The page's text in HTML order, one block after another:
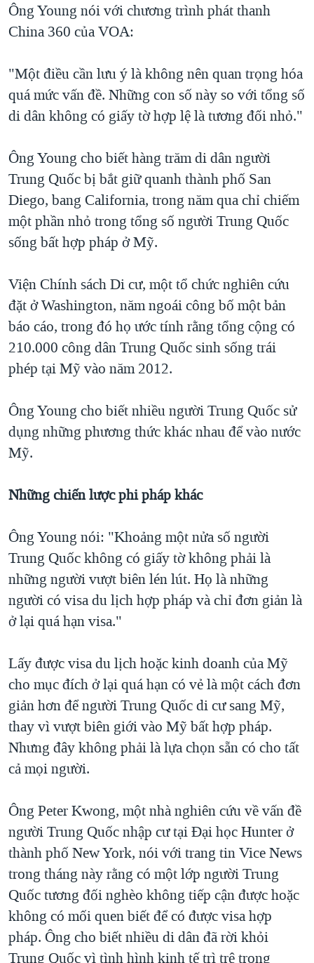
Ông Young nói với chương trình phát thanh
China 360 của VOA:
"Một điều cần lưu ý là không nên quan trọng hóa
quá mức vấn đề. Những con số này so với tổng số
di dân không có giấy tờ hợp lệ là tương đối nhỏ."
Ông Young cho biết hàng trăm di dân người
Trung Quốc bị bắt giữ quanh thành phố San
Diego, bang California, trong năm qua chỉ chiếm
một phần nhỏ trong tổng số người Trung Quốc
sống bất hợp pháp ở Mỹ.
Viện Chính sách Di cư, một tổ chức nghiên cứu
đặt ở Washington, năm ngoái công bố một bản
báo cáo, trong đó họ ước tính rằng tổng cộng có
210.000 công dân Trung Quốc sinh sống trái
phép tại Mỹ vào năm 2012.
Ông Young cho biết nhiều người Trung Quốc sử
dụng những phương thức khác nhau để vào nước
Mỹ.
Những chiến lược phi pháp khác
Ông Young nói: "Khoảng một nửa số người
Trung Quốc không có giấy tờ không phải là
những người vượt biên lén lút. Họ là những
người có visa du lịch hợp pháp và chỉ đơn giản là
ở lại quá hạn visa."
Lấy được visa du lịch hoặc kinh doanh của Mỹ
cho mục đích ở lại quá hạn có vẻ là một cách đơn
giản hơn để người Trung Quốc di cư sang Mỹ,
thay vì vượt biên giới vào Mỹ bất hợp pháp.
Nhưng đây không phải là lựa chọn sẵn có cho tất
cả mọi người.
Ông Peter Kwong, một nhà nghiên cứu về vấn đề
người Trung Quốc nhập cư tại Đại học Hunter ở
thành phố New York, nói với trang tin Vice News
trong tháng này rằng có một lớp người Trung
Quốc tương đối nghèo không tiếp cận được hoặc
không có mối quen biết để có được visa hợp
pháp. Ông cho biết nhiều di dân đã rời khỏi
Trung Quốc vì tình hình kinh tế trì trệ trong